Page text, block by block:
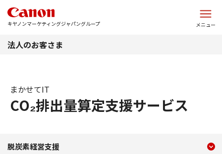
キヤノンマーケティングジャパングループ メニュー
法人のお客さま
CO₂排出量算定支援サービス
まかせてIT
CO₂排出量算定支援サービ
現在のコンテンツ
脱炭素経営支援